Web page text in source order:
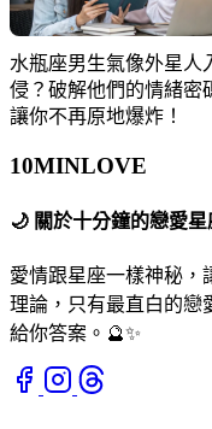
水瓶座男生氣像外星人
侵？破解他們的情緒密
讓你不再原地爆炸！
10MINLOVE
🌙 關於十分鐘的戀愛星
愛情跟星座一樣神秘，
理論，只有最直白的戀
給你答案。🔮✨